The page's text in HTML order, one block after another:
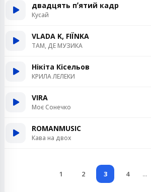
двадцять пʼятий кадр
Кусай
VLADA K, FIЇNKA
ТАМ, ДЕ МУЗИКА
Нікіта Кісельов
КРИЛА ЛЕЛЕКИ
VIRA
Моє Сонечко
ROMANMUSIC
Кава на двох
1 2 3 4 ...